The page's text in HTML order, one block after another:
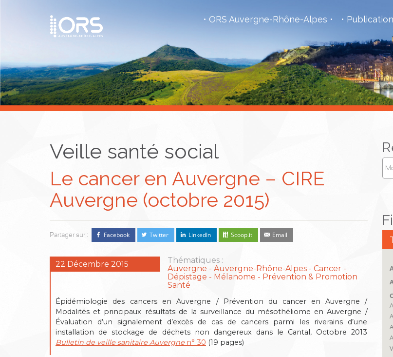
ORS Auvergne-Rhône-Alpes
Veille santé social
Le cancer en Auvergne – CIRE
Auvergne (octobre 2015)
Partager sur : Facebook Twitter LinkedIn Scoop.it Email
22 Décembre 2015
Thématiques :
Auvergne
Auvergne-Rhône-Alpes
Cancer
Dépistage
Mélanome
Prévention & Promotion
Santé
Épidémiologie des cancers en Auvergne / Prévention du cancer en Auvergne /
Modalités et principaux résultats de la surveillance du mésothéliome en Auvergne /
Évaluation d’un signalement d’excès de cas de cancers parmi les riverains d’une
installation de stockage de déchets non dangereux dans le Cantal, Octobre 2013
Bulletin de veille sanitaire Auvergne n° 30 (19 pages)